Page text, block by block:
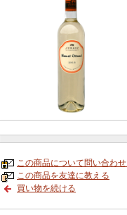
この商品について問い合わ
この商品を友達に教える
買い物を続ける